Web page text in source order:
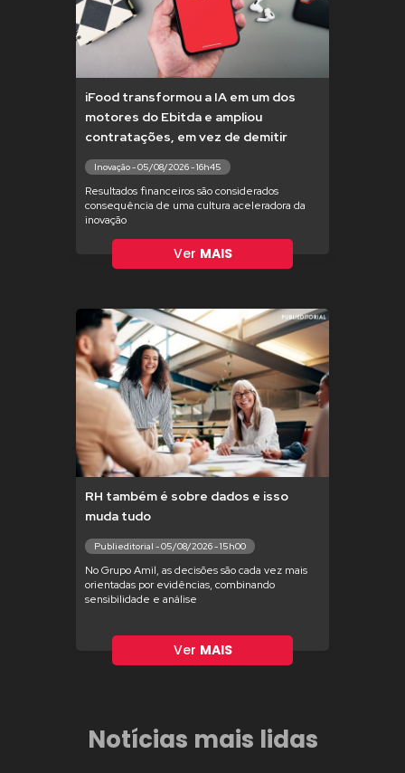
iFood transformou a IA em um dos
motores do Ebitda e ampliou
contratações, em vez de demitir
Inovação - 05/08/2026 - 16h45
Resultados financeiros são considerados
consequência de uma cultura aceleradora da
inovação
Ver MAIS
RH também é sobre dados e isso
muda tudo
Publieditorial - 05/08/2026 - 15h00
No Grupo Amil, as decisões são cada vez mais
orientadas por evidências, combinando
sensibilidade e análise
Ver MAIS
Notícias mais lidas